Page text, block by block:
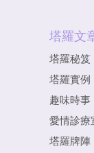
塔羅文
塔羅秘笈
塔羅實例
趣味時事
愛情診療
塔羅牌陣